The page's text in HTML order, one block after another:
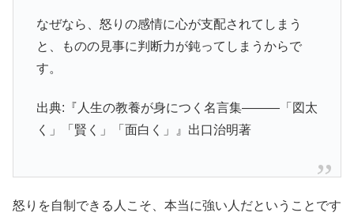
なぜなら、怒りの感情に心が支配されてしまう
と、ものの見事に判断力が鈍ってしまうからで
す。
出典:『人生の教養が身につく名言集―――「図太
く」「賢く」「面白く」』出口治明著
怒りを自制できる人こそ、本当に強い人だということです